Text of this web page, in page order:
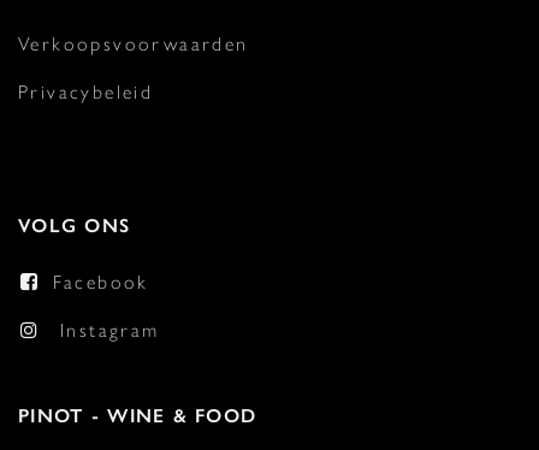
Verkoopsvoorwaarden
Privacybeleid
VOLG ONS
Facebook
Instagram
PINOT - WINE & FOOD